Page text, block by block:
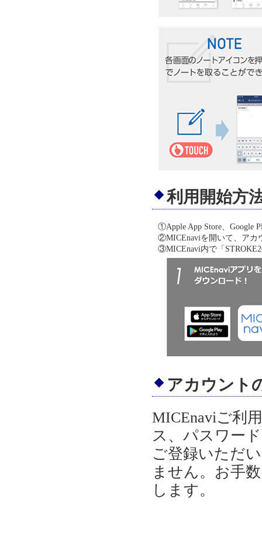
利用開始方
①Apple App Store、Google
②MICEnaviを開いて、ア
③MICEnavi内で「
アカウント
MICEnaviご利
ス、パスワー
ご登録いただ
ません。お手
します。